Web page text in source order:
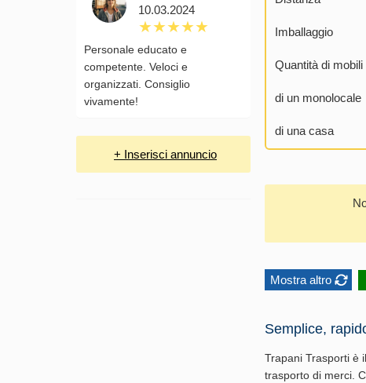
10.03.2024
Personale educato e
competente. Veloci e
organizzati. Consiglio
vivamente!
+ Inserisci annuncio
Imballaggio
Quantità di mobili
di un monolocale
di una casa
Mostra altro
Semplice,
Trapani Trasporti è
trasporto di merci.